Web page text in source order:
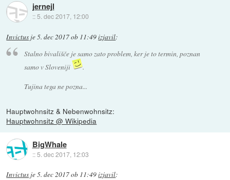
jernejl
:: 5. dec 2017, 12:00
Invictus je5. dec 2017 ob 11:49izjavil:
Stalno bivališče je samo zato problem, ker je to termin, poznan
samo v Sloveniji
.
Tujina tega ne pozna...
Hauptwohnsitz & Nebenwohnsitz:
Hauptwohnsitz @ Wikipedia
BigWhale
::5. dec 2017, 12:03
Invictus je5. dec 2017 ob 11:49izjavil: